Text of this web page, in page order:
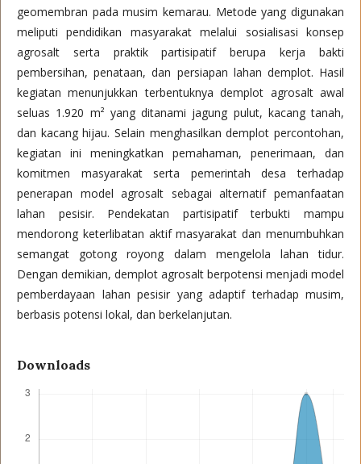
geomembran pada musim kemarau. Metode yang digunakan
meliputi pendidikan masyarakat melalui sosialisasi konsep
agrosalt serta praktik partisipatif berupa kerja bakti
pembersihan, penataan, dan persiapan lahan demplot. Hasil
kegiatan menunjukkan terbentuknya demplot agrosalt awal
seluas 1.920 m² yang ditanami jagung pulut, kacang tanah,
dan kacang hijau. Selain menghasilkan demplot percontohan,
kegiatan ini meningkatkan pemahaman, penerimaan, dan
komitmen masyarakat serta pemerintah desa terhadap
penerapan model agrosalt sebagai alternatif pemanfaatan
lahan pesisir. Pendekatan partisipatif terbukti mampu
mendorong keterlibatan aktif masyarakat dan menumbuhkan
semangat gotong royong dalam mengelola lahan tidur.
Dengan demikian, demplot agrosalt berpotensi menjadi model
pemberdayaan lahan pesisir yang adaptif terhadap musim,
berbasis potensi lokal, dan berkelanjutan.
Downloads